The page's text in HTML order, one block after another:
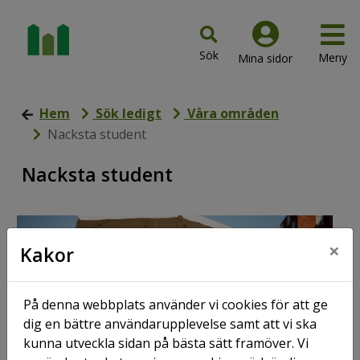
Hem Sök ledigt
Våra områden
Nacksta student
Nacksta student
Kakor ×
På denna webbplats använder vi cookies för att ge
dig en bättre användarupplevelse samt att vi ska
kunna utveckla sidan på bästa sätt framöver. Vi